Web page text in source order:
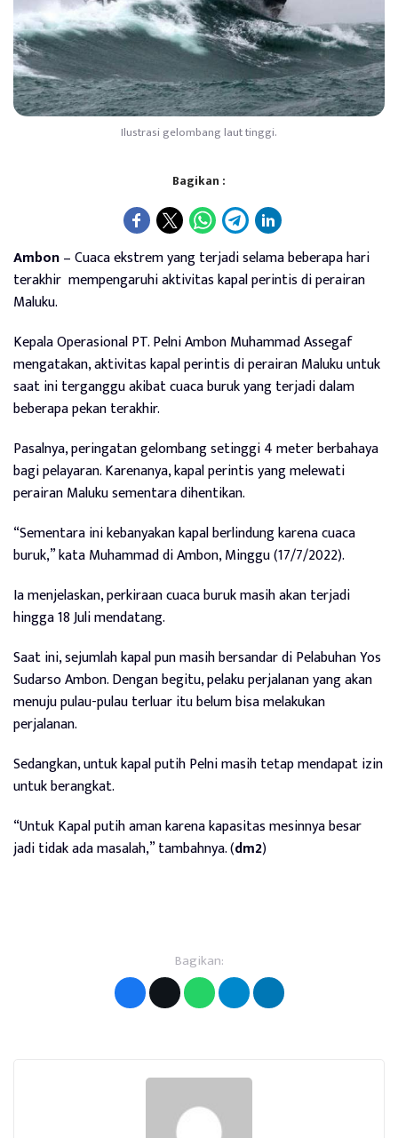
Ilustrasi gelombang laut tinggi.
Bagikan :
Ambon– Cuaca ekstrem yang terjadi selama beberapa hari
terakhir mempengaruhi aktivitas kapal perintis di perairan
Maluku.
Kepala Operasional PT. Pelni Ambon Muhammad Assegaf
mengatakan, aktivitas kapal perintis di perairan Maluku untuk
saat ini terganggu akibat cuaca buruk yang terjadi dalam
beberapa pekan terakhir.
Pasalnya, peringatan gelombang setinggi 4 meter berbahaya
bagi pelayaran. Karenanya, kapal perintis yang melewati
perairan Maluku sementara dihentikan.
“Sementara ini kebanyakan kapal berlindung karena cuaca
buruk,” kata Muhammad di Ambon, Minggu (17/7/2022).
Ia menjelaskan, perkiraan cuaca buruk masih akan terjadi
hingga 18 Juli mendatang.
Saat ini, sejumlah kapal pun masih bersandar di Pelabuhan Yos
Sudarso Ambon. Dengan begitu, pelaku perjalanan yang akan
menuju pulau-pulau terluar itu belum bisa melakukan
perjalanan.
Sedangkan, untuk kapal putih Pelni masih tetap mendapat izin
untuk berangkat.
“Untuk Kapal putih aman karena kapasitas mesinnya besar
jadi tidak ada masalah,” tambahnya. (dm2)
Bagikan: